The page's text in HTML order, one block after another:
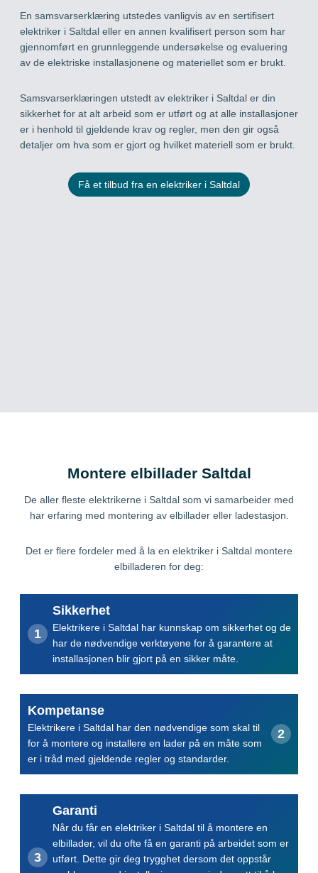
En samsvarserklæring utstedes vanligvis av en sertifisert
elektriker i Saltdal eller en annen kvalifisert person som har
gjennomført en grunnleggende undersøkelse og evaluering
av de elektriske installasjonene og materiellet som er brukt.
Samsvarserklæringen utstedt av elektriker i Saltdal er din
sikkerhet for at alt arbeid som er utført og at alle installasjoner
er i henhold til gjeldende krav og regler, men den gir også
detaljer om hva som er gjort og hvilket materiell som er brukt.
Få et tilbud fra en elektriker i Saltdal
Montere elbillader Saltdal
De aller fleste elektrikerne i Saltdal som vi samarbeider med
har erfaring med montering av elbillader eller ladestasjon.
Det er flere fordeler med å la en elektriker i Saltdal montere
elbilladeren for deg:
Sikkerhet
Elektrikere i Saltdal har kunnskap om sikkerhet og de
har de nødvendige verktøyene for å garantere at
installasjonen blir gjort på en sikker måte.
Kompetanse
Elektrikere i Saltdal har den nødvendige som skal til
for å montere og installere en lader på en måte som
er i tråd med gjeldende regler og standarder.
Garanti
Når du får en elektriker i Saltdal til å montere en
elbillader, vil du ofte få en garanti på arbeidet som er
utført. Dette gir deg trygghet dersom det oppstår